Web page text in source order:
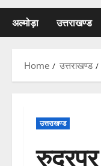
अल्मोड़ा उत्तराखण्ड
Home उत्तराखण्ड
उत्तराखण्ड